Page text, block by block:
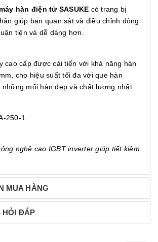
máy hàn điện tử SASUKE có trang bị
giúp bạn quan sát và điều chỉnh dòng
tiện và dễ dàng hơn.
cao cấp được cải tiến với khả năng hàn
cho hiệu suất tối đa với que hàn
mối hàn đẹp và chất lượng nhất.
nghệ cao IGBT inverter giúp tiết kiệm
MUA HÀNG
HỎI ĐÁP